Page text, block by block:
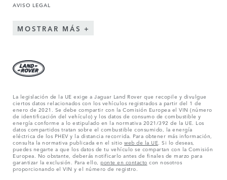
AVISO LEGAL
MOSTRAR MÁS
La legislación de la UE exige a Jaguar Land Rover que recopile y divulgue
ciertos datos relacionados con los vehículos registrados a partir del 1 de
enero de 2021. Se debe compartir con la Comisión Europea el VIN (número
de identificación del vehículo) y los datos de consumo de combustible y
energía conforme a lo estipulado en la normativa 2021/392 de la UE. Los
datos compartidos tratan sobre el combustible consumido, la energía
eléctrica de los PHEV y la distancia recorrida. Para obtener más información,
consulta la normativa publicada en el sitio web de la UE. Si lo deseas,
puedes negarte a que los datos de tu vehículo se compartan con la Comisión
Europea. No obstante, deberás notificarlo antes de finales de marzo para
garantizar la exclusión. Para ello, ponte en contacto con nosotros
proporcionando el VIN y el número de registro.